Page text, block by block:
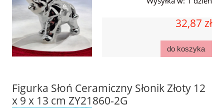
32,87 zł
do koszyka
Figurka Słoń Ceramiczny Słonik Złoty 12
x 9 x 13 cm ZY21860-2G